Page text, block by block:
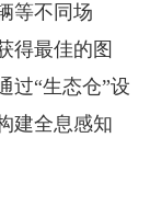
等不同场
得最佳的图
过“生态仓”设
建全息感知